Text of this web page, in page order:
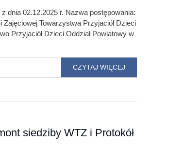
dnia 02.12.2025 r. Nazwa postępowania:
Towarzystwa Przyjaciół Dzieci
Przyjaciół Dzieci Oddział Powiatowy w
CZYTAJ WIĘCEJ
siedziby WTZ i Protokół